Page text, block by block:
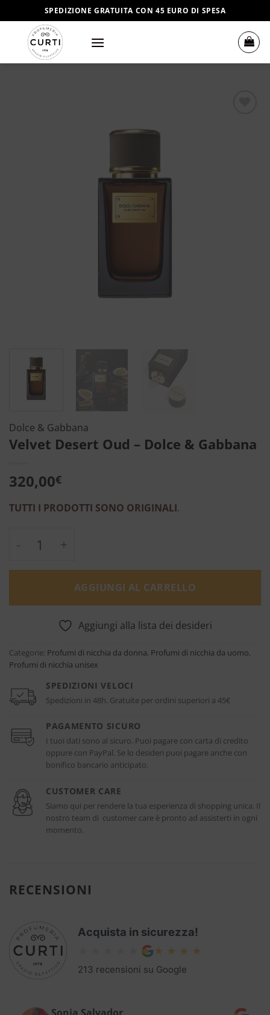
ai
contenuti
SPEDIZIONE GRATUITA CON 45 EURO DI SPESA
Dolce & Gabbana
Velvet Desert Oud – Dolce & Gabbana
320,00€
TUTTI I PRODOTTI SONO ORIGINALI.
Velvet Desert Oud - Dolce & Gabbana
AGGIUNGI AL CARRELLO
Aggiungi alla lista dei desideri
Categorie: Profumi di nicchia da donna, Profumi di nicchia da uomo,
Profumi di nicchia unisex
SPEDIZIONI VELOCI
Spedizioni in 48h. Gratuite per ordini superiori a 45€
PAGAMENTO SICURO
I tuoi dati sono al sicuro. Puoi pagare con carta di credito
oppure con PayPal. Se lo desideri puoi pagare anche con
bonifico bancario anticipato.
CUSTOMER CARE
Siamo qui per rendere la tua esperienza di shopping unica. Il
nostro team di customer care è pronto ad assisterti in ogni
momento.
RECENSIONI
Acquista in sicurezza!
213 recensioni su Google
Sonia Salvador